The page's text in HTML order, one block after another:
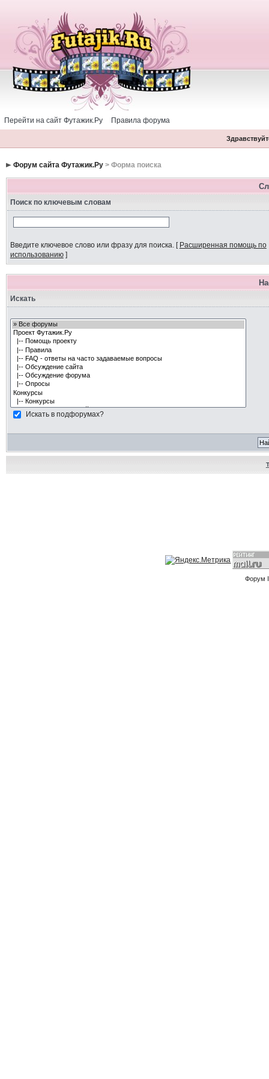
Перейти на сайт Футажик.Ру Правила форума
Форум сайта Футажик.Ру> Форма поиска
Поиск по ключевым словам
Введите ключевое слово или фразу для поиска.[ Расширенная помощь по
использованию]
Искать
Искать в подфорумах?
Форум